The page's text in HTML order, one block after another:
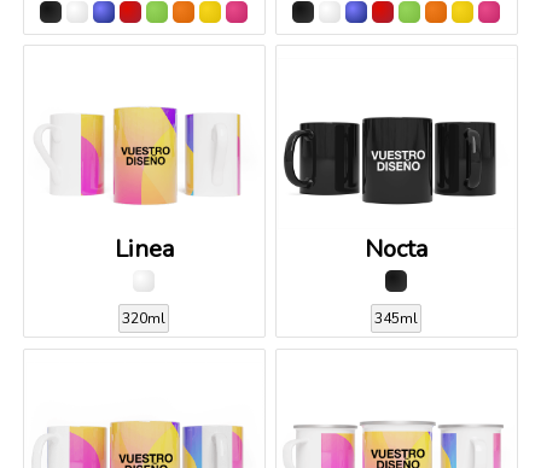
Linea
320ml
Nocta
345ml